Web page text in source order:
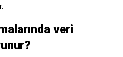
veri